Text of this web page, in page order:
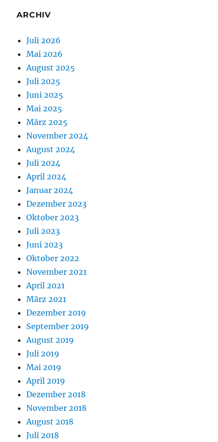
ARCHIV
Juli 2026
Mai 2026
August 2025
Juli 2025
Juni 2025
Mai 2025
März 2025
November 2024
August 2024
Juli 2024
April 2024
Januar 2024
Dezember 2023
Oktober 2023
Juli 2023
Juni 2023
Oktober 2022
November 2021
April 2021
März 2021
Dezember 2019
September 2019
August 2019
Juli 2019
Mai 2019
April 2019
Dezember 2018
November 2018
August 2018
Juli 2018